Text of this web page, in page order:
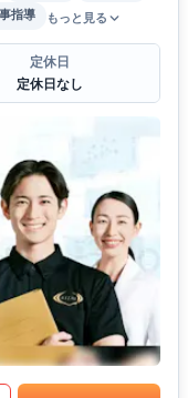
指導 もっと見る
定休日
定休日なし